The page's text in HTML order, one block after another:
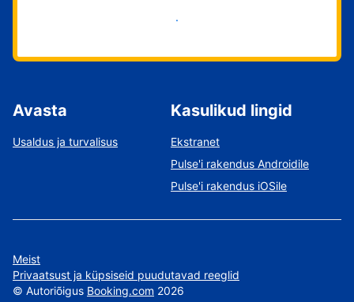
Alusta kohe
Avasta
Usaldus ja turvalisus
Kasulikud lingid
Ekstranet
Pulse'i rakendus Androidile
Pulse'i rakendus iOSile
Meist
Privaatsust ja küpsiseid puudutavad reeglid
© Autoriõigus Booking.com 2026